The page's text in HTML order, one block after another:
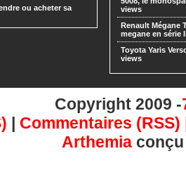
ou acheter sa
views
Renault Mégane
megane en série
Toyota Yaris
views
Copyright 2009 -
| Commentaires (RSS)
Arthemia